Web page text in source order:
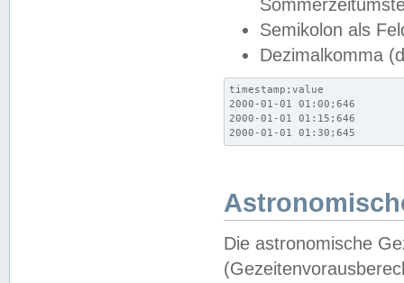
Semikolon als
Dezimalkomma
timestamp;value
2000-01-01 01:00;646
2000-01-01 01:15;646
2000-01-01 01:30;645
Die astronomische